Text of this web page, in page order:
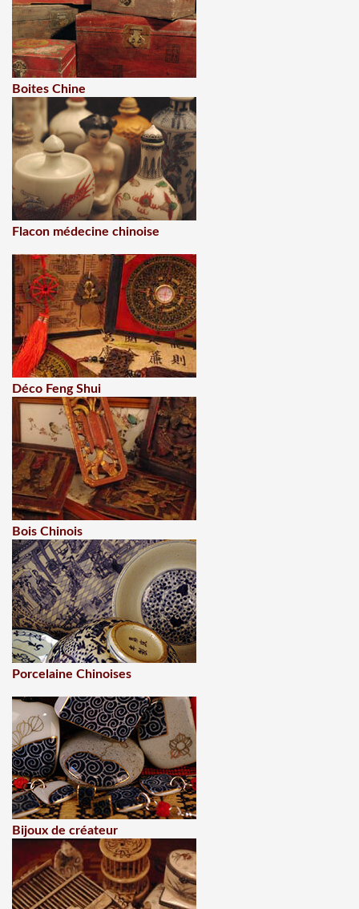
Boites Chine
Flacon médecine chinoise
Déco Feng Shui
Bois Chinois
Porcelaine Chinoises
Bijoux de créateur